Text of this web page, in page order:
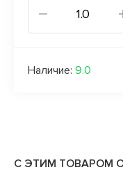
Наличие: 9.0
С ЭТИМ ТОВАРОМ